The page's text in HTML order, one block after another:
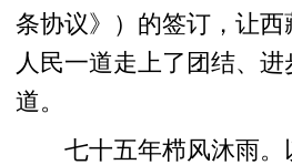
条协议》）的签订，让
人民一道走上了团结、
道。
七十五年栉风沐雨。